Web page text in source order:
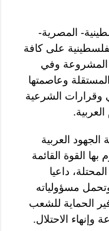
المصرية-
على كافة
المشروعة وفي
وعاصمتها
وقرارات الشرعية
العربية
بها القوة القائمة
داعيا
مسؤولياته
الحماية للشعب
الاحتلال.